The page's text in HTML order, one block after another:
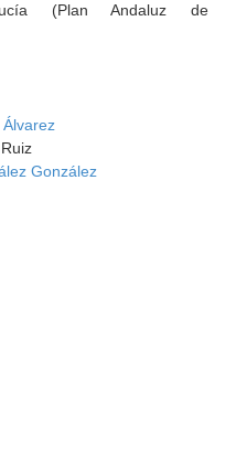
(Plan Andaluz de
González